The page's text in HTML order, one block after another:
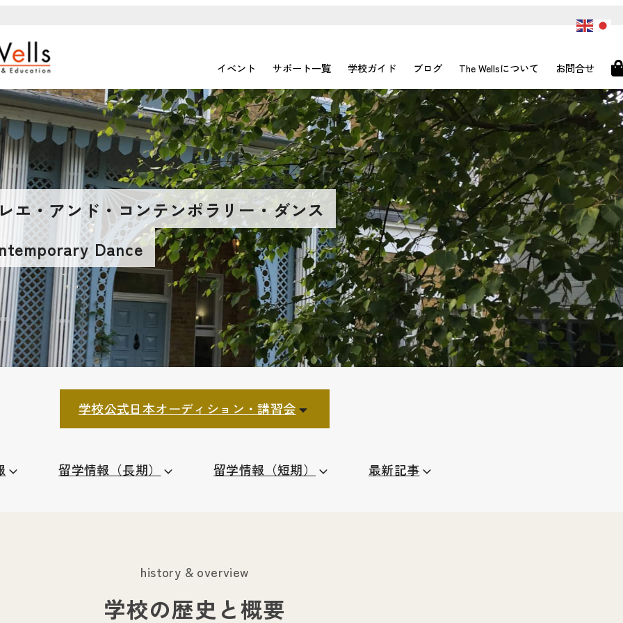
イベント サポート一覧 学校ガイド ブログ The Wellsについて お問合せ
瀟洒な住宅街にひっそりと佇むランベールの校舎
エ・アンド・コンテンポラリー・ダンス
Dance
学校公式日本オーディション・講習会
留学情報（長期） 留学情報（短期） 最新記事
history & overview
学校の歴史と概要